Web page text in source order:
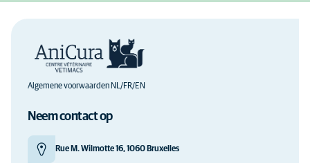
Algemene voorwaarden NL/FR/EN
Neem contact op
Rue M. Wilmotte 16, 1060 Bruxelles